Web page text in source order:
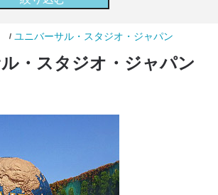
ユニバーサル・スタジオ・ジャパン
・スタジオ・ジャパン